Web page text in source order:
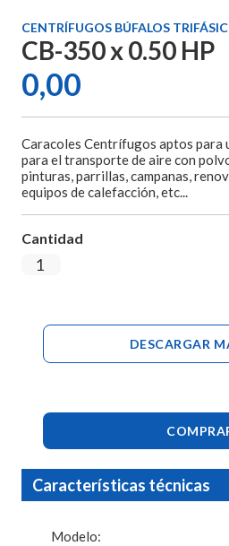
CENTRÍFUGOS BÚFALOS
CB-350 x 0.50 HP
0,00
Caracoles Centrífugos aptos para
para el transporte de aire con
pinturas, parrillas, campanas,
equipos de calefacción, etc...
Cantidad
DESCARGAR
Características técnicas
Modelo: